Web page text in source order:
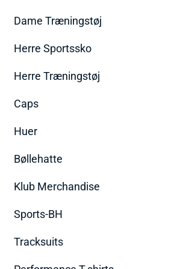
Dame Træningstøj
Herre Sportssko
Herre Træningstøj
Caps
Huer
Bøllehatte
Klub Merchandise
Sports-BH
Tracksuits